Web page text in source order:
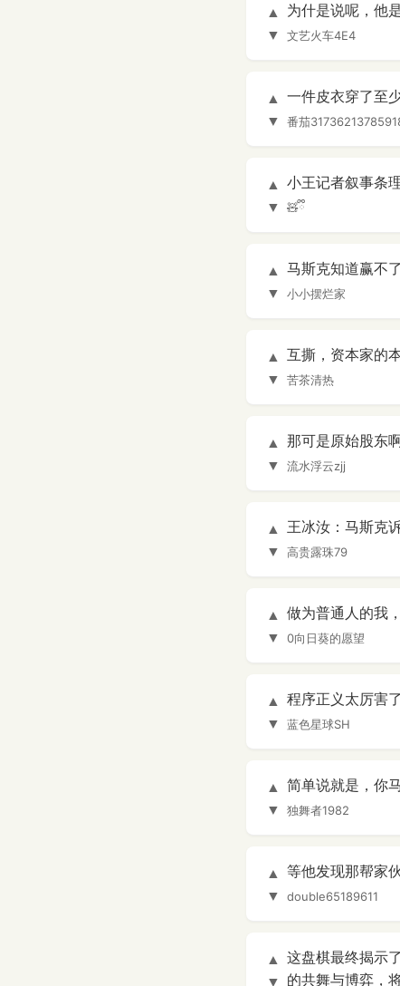
▲
▼
为什是说呢，他
文艺火车4E4
▲
▼
一件皮衣穿了至
番茄
▲
▼
小王记者叙事条
🧸ྀི
▲
▼
马斯克知道赢不
小小摆烂家
▲
▼
互撕，资本家的
苦茶清热
▲
▼
那可是原始股东
流水浮云zjj
▲
▼
王冰汝：马斯克
高贵露珠79
▲
▼
做为普通人的我
0向日葵的愿望
▲
▼
程序正义太厉害
蓝色星球SH
▲
▼
简单说就是，你
独舞者1982
▲
▼
等他发现那帮家
double65189611
▲
▼
这盘棋最终揭示
的共舞与博弈，